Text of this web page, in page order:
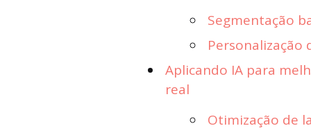
Segmentação
Personalização
Aplicando IA para
real
Otimização de